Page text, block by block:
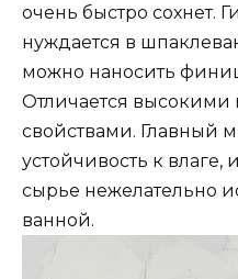
очень быстро сохнет.
нуждается в
можно наносить
Отличается
свойствами. Главный
устойчивость к влаге,
сырье нежелательно
ванной.